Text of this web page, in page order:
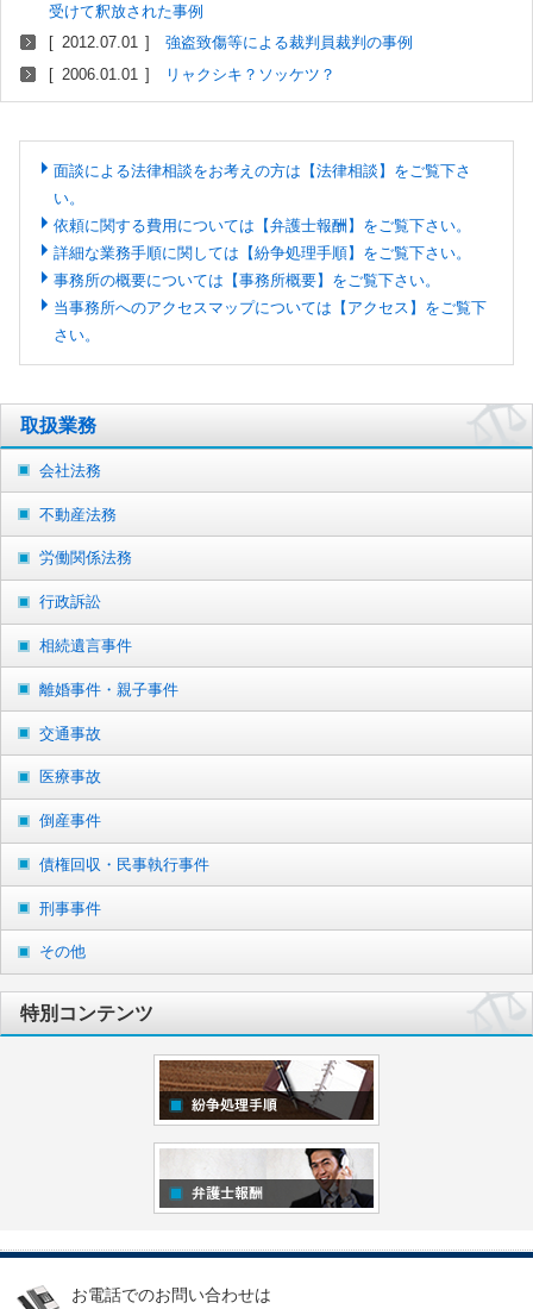
受けて釈放された事例
2012.07.01
強盗致傷等による裁判員裁判の事例
2006.01.01
リャクシキ？ソッケツ？
面談による法律相談をお考えの方は【法律相談】をご覧下さ
い。
依頼に関する費用については【弁護士報酬】をご覧下さい。
詳細な業務手順に関しては【紛争処理手順】をご覧下さい。
事務所の概要については【事務所概要】をご覧下さい。
当事務所へのアクセスマップについては【アクセス】をご覧下
さい。
取扱業務
会社法務
不動産法務
労働関係法務
行政訴訟
相続遺言事件
離婚事件・親子事件
交通事故
医療事故
倒産事件
債権回収・民事執行事件
刑事事件
その他
特別コンテンツ
お電話でのお問い合わせは